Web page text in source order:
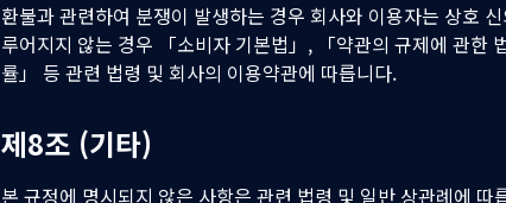
환불과 관련하여 분쟁이 발생하는 경우 회사와 이용자는 상호
루어지지 않는 경우 「소비자 기본법」, 「약관의 규제에 관한
률」 등 관련 법령 및 회사의 이용약관에 따릅니다.
제8조 (기타)
본 규정에 명시되지 않은 사항은 관련 법령 및 일반 상관례에